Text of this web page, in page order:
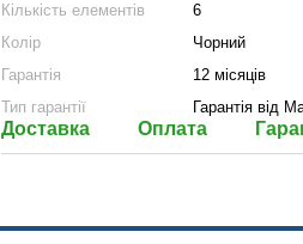
Кількість елементів
6
Колір
Чорний
Гарантія
12 місяців
Тип гарантії
Гарантія від
Доставка Оплата